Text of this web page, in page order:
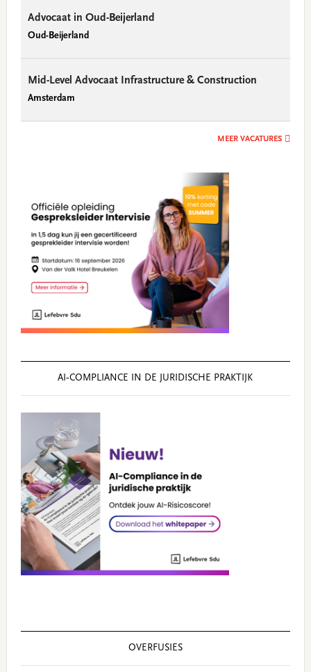
Advocaat in Oud-Beijerland
Oud-Beijerland
Mid-Level Advocaat Infrastructure & Construction
Amsterdam
MEER VACATURES
AI‑COMPLIANCE IN DE JURIDISCHE PRAKTIJK
OVERFUSIES